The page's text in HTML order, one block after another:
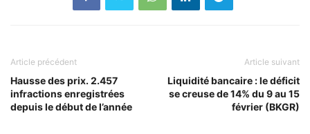
Article précédent
Hausse des prix. 2.457
infractions enregistrées
depuis le début de l’année
Article suivant
Liquidité bancaire : le déficit
se creuse de 14% du 9 au 15
février (BKGR)